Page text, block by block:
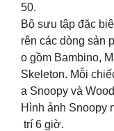
50.
Bộ sưu tập đặc
rên các dòng sản
o gồm Bambino,
Skeleton. Mỗi
a Snoopy và
Hình ảnh Snoopy
trí 6 giờ.